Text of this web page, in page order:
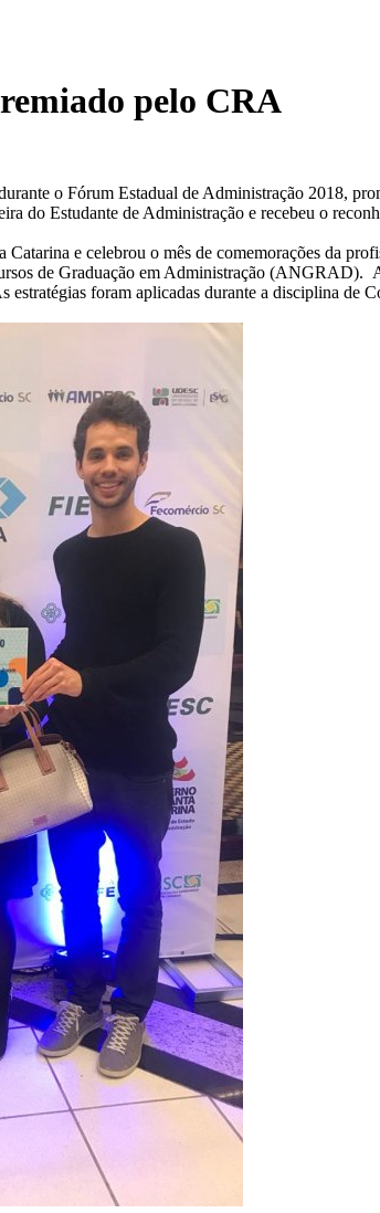
pelo CRA
o Fórum Estadual de Administração 2018,
do Estudante de Administração e recebeu o
e celebrou o mês de comemorações da
de Graduação em Administração
estratégias foram aplicadas durante a disciplina